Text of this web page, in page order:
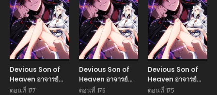
Devious Son of
Heaven อาจารย์
ศิษย์บ้าขอกบฎนะ
ตอนที่ 177
Devious Son of
Heaven อาจารย์
ศิษย์บ้าขอกบฎนะ
ตอนที่ 176
Devious Son of
Heaven อาจารย์
ศิษย์บ้าขอกบฎนะ
ตอนที่ 175